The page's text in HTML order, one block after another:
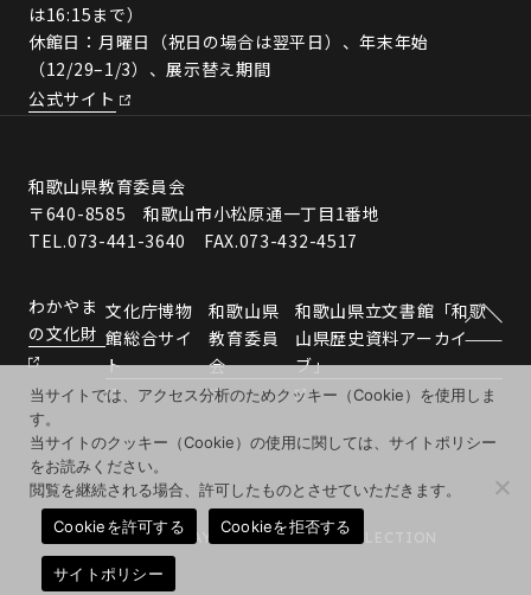
は16:15まで）
休館日：月曜日（祝日の場合は翌平日）、年末年始
（12/29–1/3）、展示替え期間
公式サイト
和歌山県教育委員会
〒640-8585 和歌山市小松原通一丁目1番地
TEL.073-441-3640 FAX.073-432-4517
わかやま
の文化財
文化庁博物
館総合サイ
ト
和歌山県
教育委員
会
和歌山県立文書館「和歌
山県歴史資料アーカイ
ブ」
© 2026 WAKAYAMA MUSEUMS COLLECTION
当サイトでは、アクセス分析のためクッキー（Cookie）を使用しま
す。
当サイトのクッキー（Cookie）の使用に関しては、サイトポリシー
をお読みください。
閲覧を継続される場合、許可したものとさせていただきます。
Cookieを許可する
Cookieを拒否する
サイトポリシー